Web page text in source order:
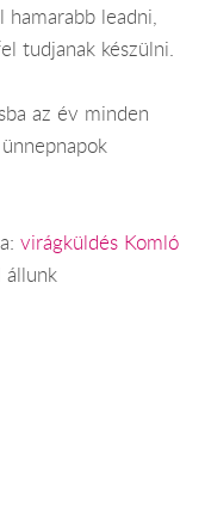
leadni,
tudjanak készülni.
az év minden
virágküldés Komló
állunk